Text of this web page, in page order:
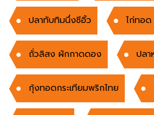
ปลาทับทิมนึ่งซีอิ้ว ไก่ทอด
ถั่วลิสง ผักกาดดอง ปลา
กุ้งทอดกระเทียมพริกไทย